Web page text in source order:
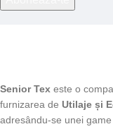
Senior Tex este o
furnizarea de Utilaje și
adresându-se unei